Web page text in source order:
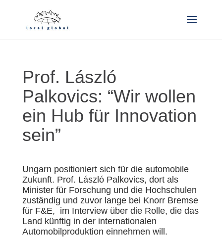
Prof. László
Palkovics: “Wir wollen
ein Hub für Innovation
sein”
Ungarn positioniert sich für die automobile
Zukunft. Prof. László Palkovics, dort als
Minister für Forschung und die Hochschulen
zuständig und zuvor lange bei Knorr Bremse
für F&E, im Interview über die Rolle, die das
Land künftig in der internationalen
Automobilproduktion einnehmen will.